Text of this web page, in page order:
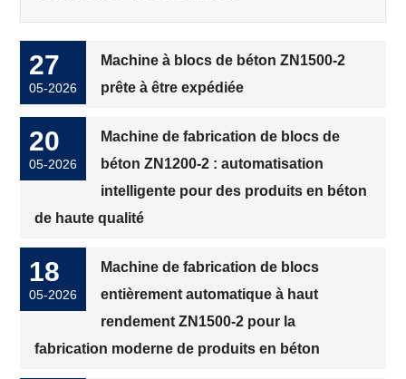
27
05-2026
Machine à blocs de béton ZN1500-2
prête à être expédiée
20
05-2026
Machine de fabrication de blocs de
béton ZN1200-2 : automatisation
intelligente pour des produits en béton
de haute qualité
18
05-2026
Machine de fabrication de blocs
entièrement automatique à haut
rendement ZN1500-2 pour la
fabrication moderne de produits en béton